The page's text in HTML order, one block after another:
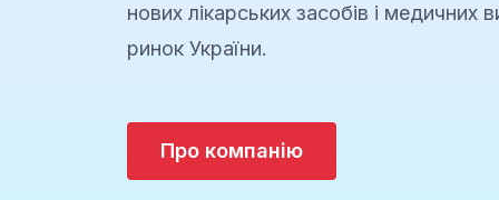
нових лікарських засобів і медичних
ринок України.
Про компанію